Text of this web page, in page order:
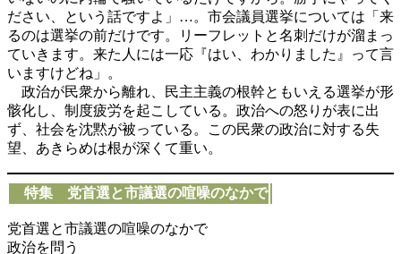
ださい、という話ですよ」…。市会議員選挙については「来
るのは選挙の前だけです。リーフレットと名刺だけが溜まっ
ていきます。来た人には一応『はい、わかりました』って言
いますけどね」。
政治が民衆から離れ、民主主義の根幹ともいえる選挙が形
骸化し、制度疲労を起こしている。政治への怒りが表に出
ず、社会を沈黙が被っている。この民衆の政治に対する失
望、あきらめは根が深くて重い。
特集 党首選と市議選の喧噪のなかで
党首選と市議選の喧噪のなかで
政治を問う